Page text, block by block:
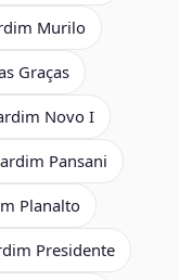
Murilo
Graças
Novo I
Pansani
Planalto
Presidente